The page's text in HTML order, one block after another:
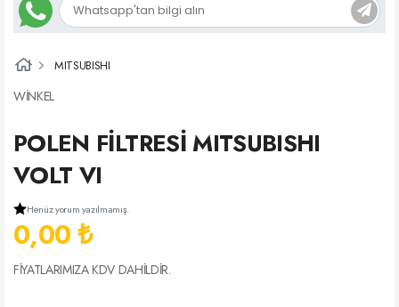
MITSUBISHI
WİNKEL
POLEN FİLTRESİ MITSUBISHI
VOLT VI
Henüz yorum yazılmamış.
0,00 ₺
FİYATLARIMIZA KDV DAHİLDİR.